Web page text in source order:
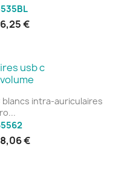
6,25 €
blancs intra-auriculaires
8,06 €